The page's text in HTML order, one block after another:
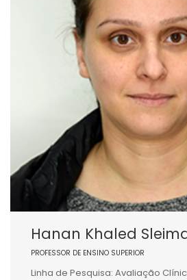
Hanan Khaled
PROFESSOR DE ENSINO SUPERIOR
Linha de Pesquisa: Avaliação